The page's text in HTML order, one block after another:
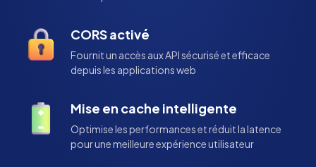
CORS activé
Fournit un accès aux API sécurisé et efficace
depuis les applications web
Mise en cache intelligente
Optimise les performances et réduit la latence
pour une meilleure expérience utilisateur